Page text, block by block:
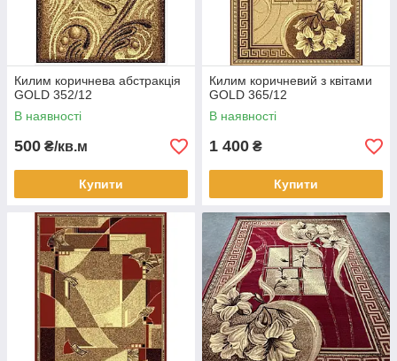
Килим коричнева абстракція
GOLD 352/12
В наявності
500 ₴/кв.м
Купити
Килим коричневий з квітами
GOLD 365/12
В наявності
1 400 ₴
Купити